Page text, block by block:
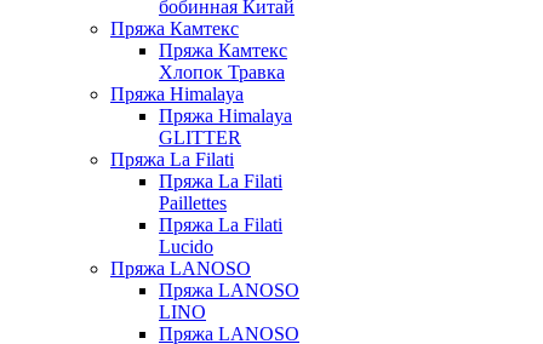
бобинная Китай
Пряжа Камтекс
Пряжа Камтекс
Хлопок Травка
Пряжа Himalaya
Пряжа Himalaya
GLITTER
Пряжа La Filati
Пряжа La Filati
Paillettes
Пряжа La Filati
Lucido
Пряжа LANOSO
Пряжа LANOSO
LINO
Пряжа LANOSO